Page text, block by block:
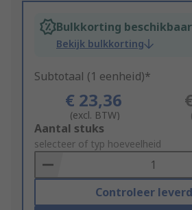
Bulkkorting beschikbaar
Bekijk bulkkorting
Subtotaal (1 eenheid)*
€ 23,36
(excl. BTW)
Add
to
Basket
Aantal stuks
selecteer of typ hoeveelheid
Controleer